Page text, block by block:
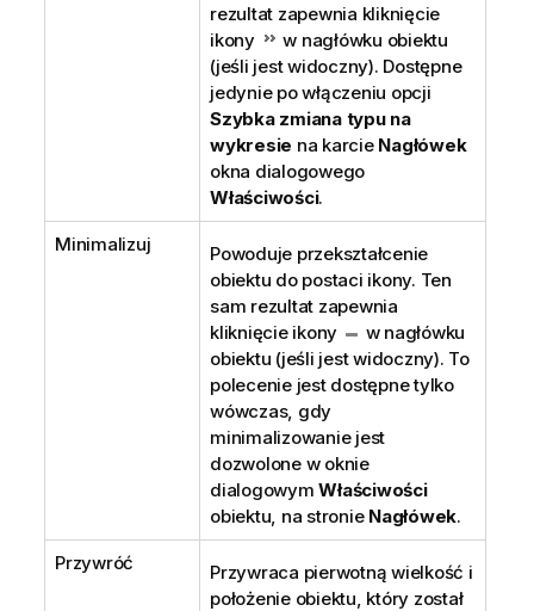
rezultat zapewnia kliknięcie
ikony
w nagłówku obiektu
(jeśli jest widoczny). Dostępne
jedynie po włączeniu opcji
Szybka zmiana typu na
wykresie na karcie Nagłówek
okna dialogowego
Właściwości.
Minimalizuj
Powoduje przekształcenie
obiektu do postaci ikony. Ten
sam rezultat zapewnia
kliknięcie ikony
w nagłówku
obiektu (jeśli jest widoczny). To
polecenie jest dostępne tylko
wówczas, gdy
minimalizowanie jest
dozwolone w oknie
dialogowymWłaściwości
obiektu, na stronie Nagłówek.
Przywróć
Przywraca pierwotną wielkość i
położenie obiektu, który został